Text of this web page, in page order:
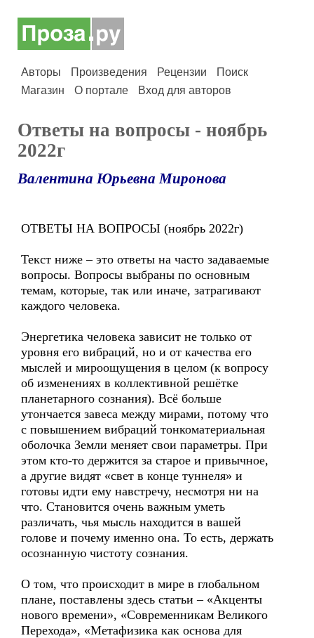
Авторы Произведения Рецензии
Поиск
Магазин
О портале Вход для авторов
Ответы на вопросы - ноябрь
2022г
Валентина Юрьевна Миронова
ОТВЕТЫ НА ВОПРОСЫ (ноябрь 2022г)
Текст ниже – это ответы на часто задаваемые
вопросы. Вопросы выбраны по основным
темам, которые, так или иначе, затрагивают
каждого человека.
Энергетика человека зависит не только от
уровня его вибраций, но и от качества его
мыслей и мироощущения в целом (к вопросу
об изменениях в коллективной решётке
планетарного сознания). Всё больше
утончается завеса между мирами, потому что
с повышением вибраций тонкоматериальная
оболочка Земли меняет свои параметры. При
этом кто-то держится за старое и привычное,
а другие видят «свет в конце туннеля» и
готовы идти ему навстречу, несмотря ни на
что. Становится очень важным уметь
различать, чья мысль находится в вашей
голове и почему именно она. То есть, держать
осознанную чистоту сознания.
О том, что происходит в мире в глобальном
плане, поставлены здесь статьи – «Акценты
нового времени», «Современникам Великого
Перехода», «Метафизика как основа для